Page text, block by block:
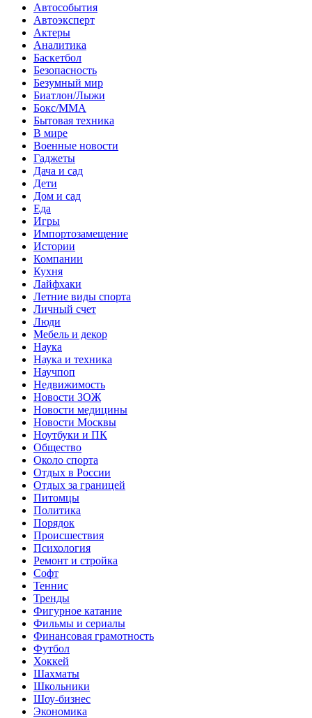
Автособытия
Автоэксперт
Актеры
Аналитика
Баскетбол
Безопасность
Безумный мир
Биатлон/Лыжи
Бокс/MMA
Бытовая техника
В мире
Военные новости
Гаджеты
Дача и сад
Дети
Дом и сад
Еда
Игры
Импортозамещение
Истории
Компании
Кухня
Лайфхаки
Летние виды спорта
Личный счет
Люди
Мебель и декор
Наука
Наука и техника
Научпоп
Недвижимость
Новости ЗОЖ
Новости медицины
Новости Москвы
Ноутбуки и ПК
Общество
Около спорта
Отдых в России
Отдых за границей
Питомцы
Политика
Порядок
Происшествия
Психология
Ремонт и стройка
Софт
Теннис
Тренды
Фигурное катание
Фильмы и сериалы
Финансовая грамотность
Футбол
Хоккей
Шахматы
Школьники
Шоу-бизнес
Экономика